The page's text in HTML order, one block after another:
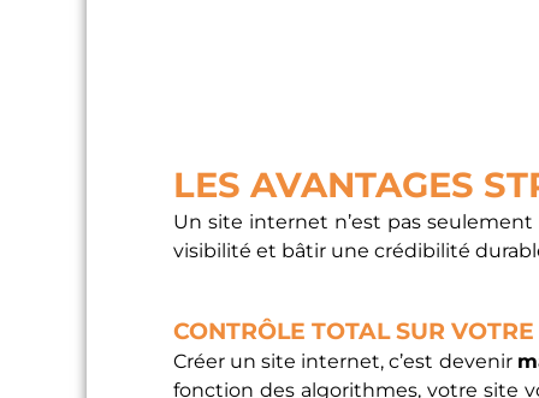
LES AVANTAGES
Un site internet n’est pas
visibilité et bâtir une crédibilité
CONTRÔLE TOTAL SUR
Créer un site internet, c’est devenir
fonction des algorithmes, votre site